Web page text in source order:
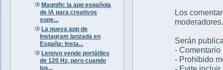
Magnific la app española
de IA para creativos
supe...
La nueva app de
Instagram lanzada en
España: Insta...
Lenovo vende portátiles
de 120 Hz, pero cuando
los...
Los
moderadores.
Serán
- Comentario
- Prohibido